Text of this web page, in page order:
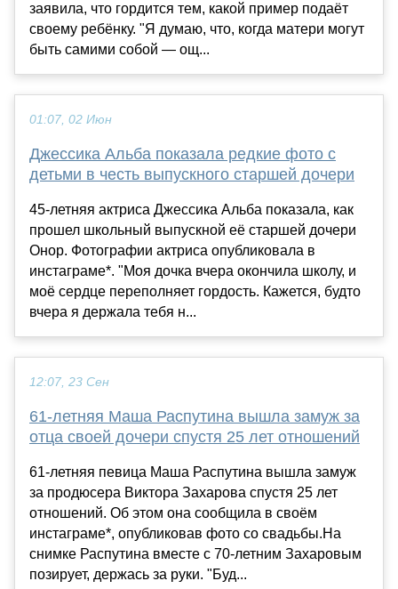
заявила, что гордится тем, какой пример подаёт
своему ребёнку. "Я думаю, что, когда матери могут
быть самими собой — ощ...
01:07, 02 Июн
Джессика Альба показала редкие фото с
детьми в честь выпускного старшей дочери
45-летняя актриса Джессика Альба показала, как
прошел школьный выпускной её старшей дочери
Онор. Фотографии актриса опубликовала в
инстаграме*. "Моя дочка вчера окончила школу, и
моё сердце переполняет гордость. Кажется, будто
вчера я держала тебя н...
12:07, 23 Сен
61-летняя Маша Распутина вышла замуж за
отца своей дочери спустя 25 лет отношений
61-летняя певица Маша Распутина вышла замуж
за продюсера Виктора Захарова спустя 25 лет
отношений. Об этом она сообщила в своём
инстаграме*, опубликовав фото со свадьбы.На
снимке Распутина вместе с 70-летним Захаровым
позирует, держась за руки. "Буд...